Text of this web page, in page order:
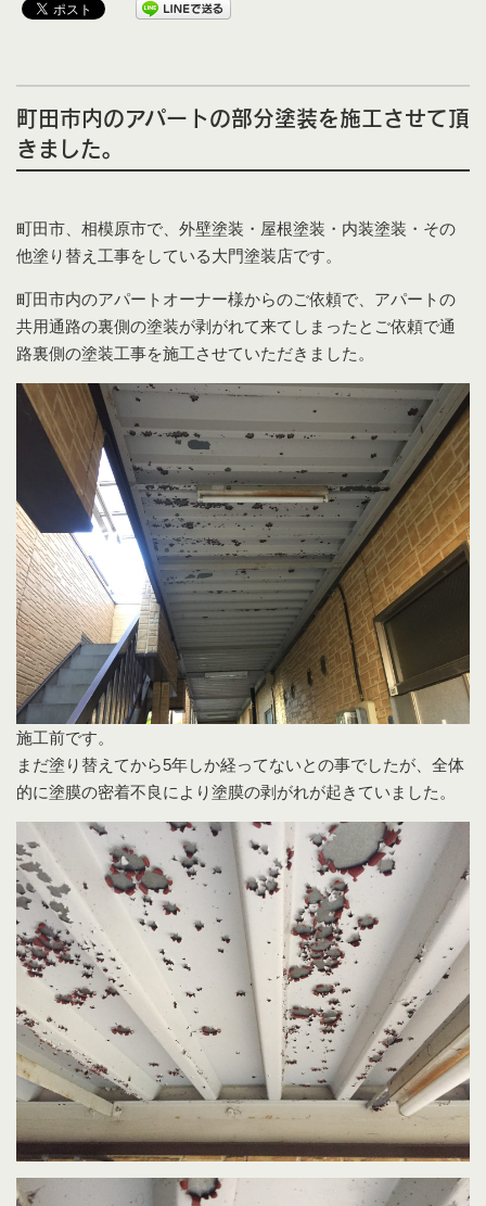
町田市内のアパートの部分塗装を施工させて頂
きました。
町田市、相模原市で、外壁塗装・屋根塗装・内装塗装・その
他塗り替え工事をしている大門塗装店です。
町田市内のアパートオーナー様からのご依頼で、アパートの
共用通路の裏側の塗装が剥がれて来てしまったとご依頼で通
路裏側の塗装工事を施工させていただきました。
施工前です。
まだ塗り替えてから5年しか経ってないとの事でしたが、全体
的に塗膜の密着不良により塗膜の剥がれが起きていました。